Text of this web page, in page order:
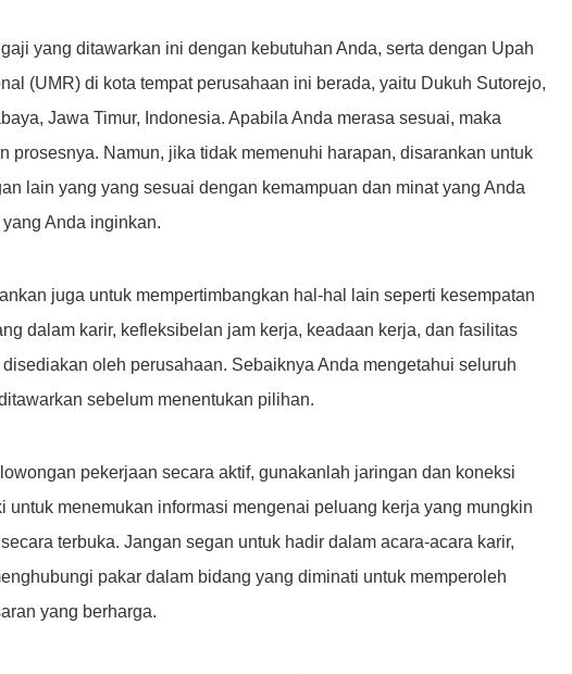
yang ditawarkan ini dengan kebutuhan Anda, serta dengan Upah
(UMR) di kota tempat perusahaan ini berada, yaitu Dukuh Sutorejo,
Jawa Timur, Indonesia. Apabila Anda merasa sesuai, maka
prosesnya. Namun, jika tidak memenuhi harapan, disarankan untuk
lain yang yang sesuai dengan kemampuan dan minat yang Anda
Anda inginkan.
juga untuk mempertimbangkan hal-hal lain seperti kesempatan
dalam karir, kefleksibelan jam kerja, keadaan kerja, dan fasilitas
oleh perusahaan. Sebaiknya Anda mengetahui seluruh
sebelum menentukan pilihan.
pekerjaan secara aktif, gunakanlah jaringan dan koneksi
untuk menemukan informasi mengenai peluang kerja yang mungkin
terbuka. Jangan segan untuk hadir dalam acara-acara karir,
pakar dalam bidang yang diminati untuk memperoleh
yang berharga.